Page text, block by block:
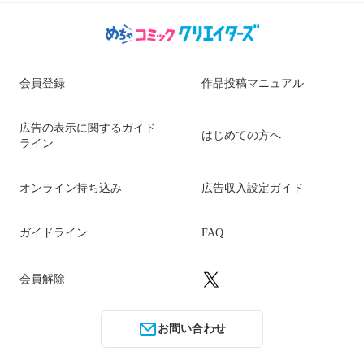
会員登録 作品投稿マニュアル
広告の表示に関するガイド
ライン
はじめての方へ
オンライン持ち込み 広告収入設定ガイド
ガイドライン FAQ
会員解除
お問い合わせ